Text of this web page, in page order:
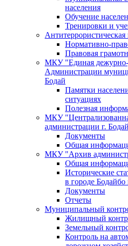
населения
Обучение
Тренировки и
Антитеррористическая
Нормативно-
Правовая
МКУ "Единая дежурно-
Администрации
Бодай
Памятки
ситуациях
Полезная
МКУ
администрации г.
Документы
Общая
МКУ "Архив
Общая
Исторические
в городе Бодайбо
Документы
Отчеты
Муниципальный
Жилищный
Земельный
Контроль на